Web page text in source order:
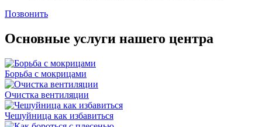
Позвонить
Основные услуги нашего центра
Борьба с мокрицами
Очистка вентиляции
Чешуйница как избавиться